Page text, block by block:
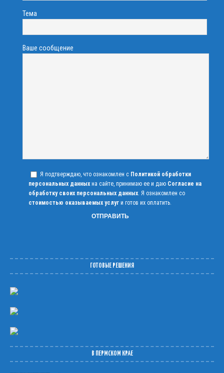
Тема
Ваше сообщение
Я подтверждаю, что ознакомлен с Политикой обработки
персональных данных на сайте, принимаю ее и даю Согласие на
обработку своих персональных данных. Я ознакомлен со
стоимостью оказываемых услуг и готов их оплатить.
ГОТОВЫЕ РЕШЕНИЯ
В ПЕРМСКОМ КРАЕ